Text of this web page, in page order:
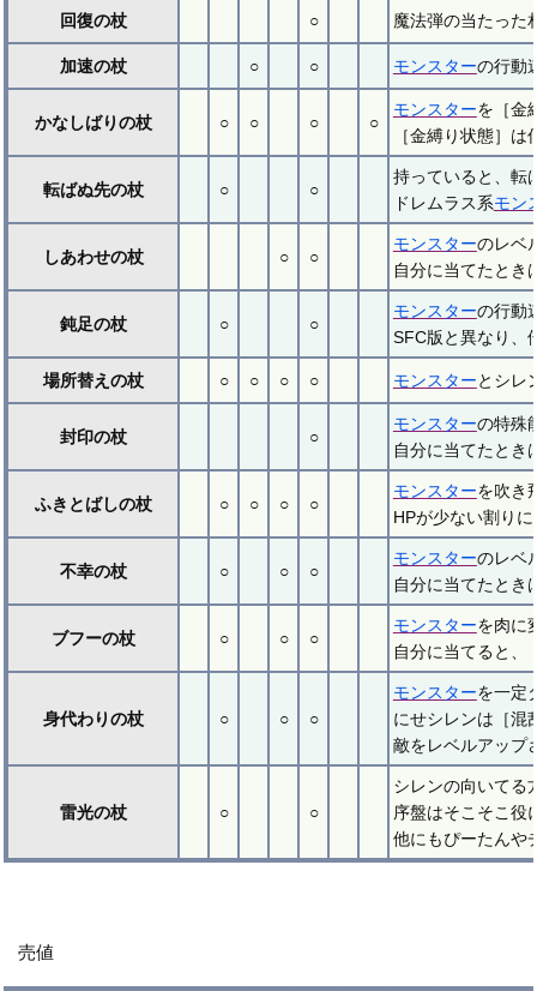
回復の杖 ○ 魔法弾の当たった
加速の杖 ○ ○ モンスターの行動
かなしばりの杖 ○ ○ ○ ○
モンスターを［金
［金縛り状態］
転ばぬ先の杖 ○ ○
持っていると、
ドレムラス系モン
しあわせの杖 ○ ○
モンスターのレベ
自分に当てたとき
鈍足の杖 ○ ○
モンスターの行動
SFC版と異なり、
場所替えの杖 ○ ○ ○ ○ モンスターとシレ
封印の杖 ○
モンスターの特殊
自分に当てたとき
ふきとばしの杖 ○ ○ ○ ○
モンスターを吹き
HPが少ない割り
不幸の杖 ○ ○ ○
モンスターのレベ
自分に当てたとき
ブフーの杖 ○ ○ ○
モンスターを肉に
自分に当てると、
身代わりの杖 ○ ○ ○
モンスターを一定
にせシレンは［混
敵をレベルアップ
雷光の杖 ○ ○
シレンの向いてる
序盤はそこそこ役
他にもぴーたんや
売値